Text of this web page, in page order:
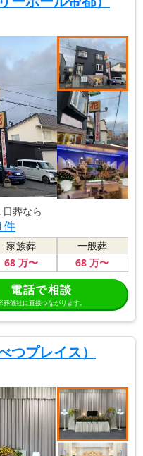
葬なら
件
家族葬
68万〜
一般葬
68 万〜
電話で相談
葬儀社に直接つながります。
つプレイス）